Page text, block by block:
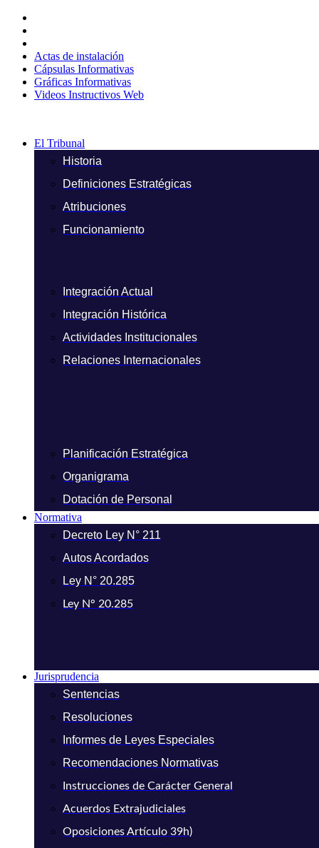
contenido
Actas de instalación
Cápsulas Informativas
Gráficas Informativas
Videos Instructivos Web
El Tribunal
Historia
Definiciones Estratégicas
Atribuciones
Funcionamiento
Integración Actual
Integración Histórica
Actividades Institucionales
Relaciones Internacionales
Planificación Estratégica
Organigrama
Dotación de Personal
Normativa
Decreto Ley N° 211
Autos Acordados
Ley N° 20.285
Ley N° 20.285
Jurisprudencia
Sentencias
Resoluciones
Informes de Leyes Especiales
Recomendaciones Normativas
Instrucciones de Carácter General
Acuerdos Extrajudiciales
Oposiciones Artículo 39h)